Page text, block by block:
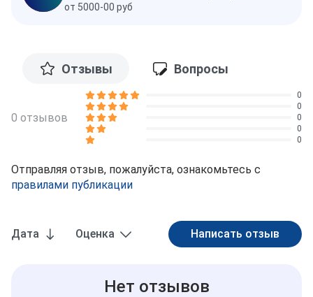
от 5000-00 руб
Отзывы Вопросы
Дата Оценка
Нет отзывов
0 отзывов
0
0
0
0
0
Отправляя отзыв, пожалуйста, ознакомьтесь с
правилами публикации